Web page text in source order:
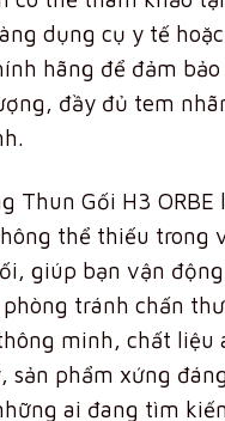
dụng cụ y tế
hãng để đảm
đầy đủ tem
Thun Gối H3 ORBE
thể thiếu trong
giúp bạn vận
tránh chấn
minh, chất liệu
sản phẩm xứng
ai đang tìm